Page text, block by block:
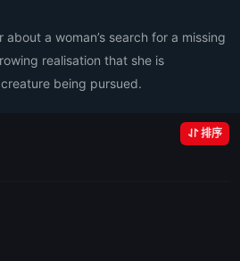
a woman’s search for a missing
realisation that she is
being pursued.
排序